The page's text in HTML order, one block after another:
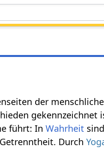
der
führt: InWahrheit
Durch